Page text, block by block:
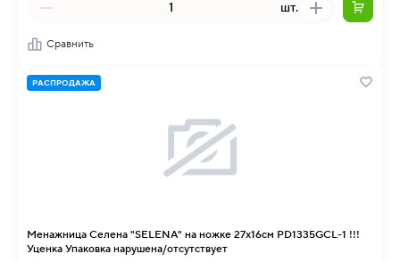
шт.
Сравнить
РАСПРОДАЖА
Менажница Селена "SELENA" на ножке 27х16см PD1335GCL-1 !!!
Уценка Упаковка нарушена/отсутствует